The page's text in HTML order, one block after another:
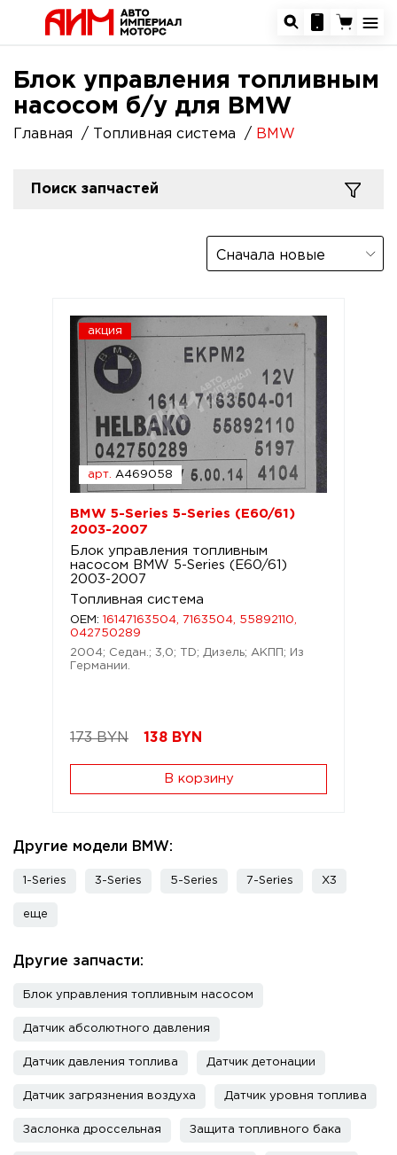
Блок управления топливным
насосом б/у для BMW
Главная Топливная система BMW
Поиск запчастей
Сначала новые
акция
арт. A469058
BMW 5-Series 5-Series (E60/61)
2003-2007
Блок управления топливным
насосом BMW 5-Series (E60/61)
2003-2007
Топливная система
OEM: 16147163504, 7163504, 55892110,
042750289
2004; Седан.; 3,0; TD; Дизель; АКПП; Из
Германии.
173 BYN 138 BYN
В корзину
Другие модели BMW:
1-Series 3-Series 5-Series 7-Series X3
еще
Другие запчасти:
Блок управления топливным насосом
Датчик абсолютного давления
Датчик давления топлива Датчик детонации
Датчик загрязнения воздуха Датчик уровня топлива
Заслонка дроссельная Защита топливного бака